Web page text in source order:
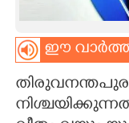
ASTRO
CARTOONS
ഈ വാർത്ത